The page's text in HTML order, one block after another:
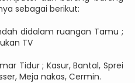
sebagai berikut:
didalam ruangan Tamu ;
TV
Tidur ; Kasur, Bantal, Sprei
Meja nakas, Cermin.